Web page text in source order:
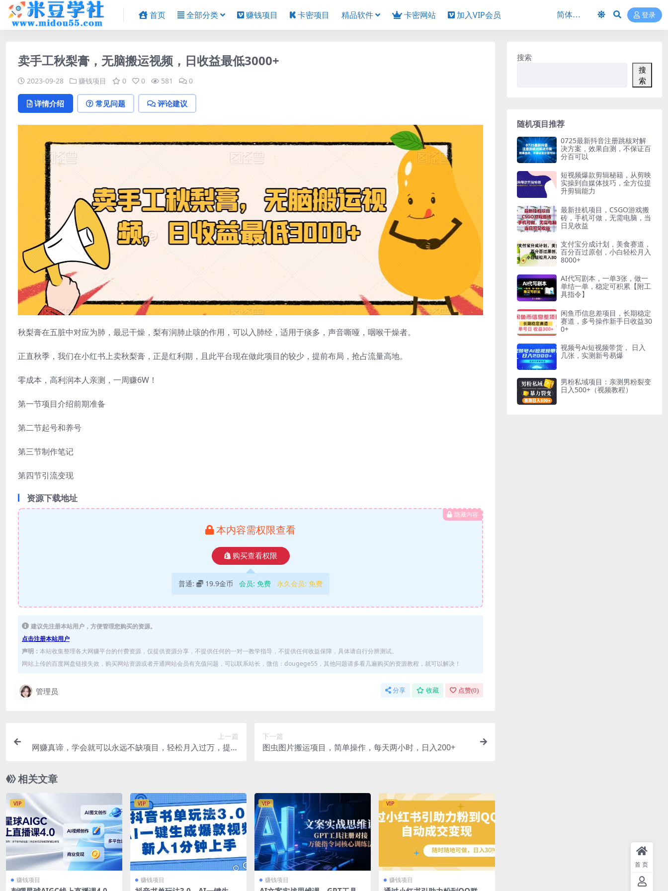
首页 全部分类 赚钱项目 卡密项目 精品软件 卡密网站 加入VIP会员 登录
卖手工秋梨膏，无脑搬运视频，日收益最低3000+
2023-09-28 赚钱项目 0 0 581 0
详情介绍 常见问题 评论建议
秋梨膏在五脏中对应为肺，最忌干燥，梨有润肺止咳的作用，可以入肺经，适用于痰多，声音嘶哑，咽喉干燥者。
正直秋季，我们在小红书上卖秋梨膏，正是红利期，且此平台现在做此项目的较少，提前布局，抢占流量高地。
零成本，高利润本人亲测，一周赚6W！
第一节项目介绍前期准备
第二节起号和养号
第三节制作笔记
第四节引流变现
资源下载地址
隐藏内容
本内容需权限查看
购买查看权限
普通: 19.9金币 会员: 免费 永久会员: 免费
建议先注册本站用户，方便管理您购买的资源。
点击注册本站用户
声明： 本站收集整理各大网赚平台的付费资源，仅提供资源分享，不提供任何的一对一教学指导，不提供任何收益保障，具体请自行分辨测试。
网站上传的百度网盘链接失效，购买网站资源或者开通网站会员有充值问题，可以联系站长，微信：dougege55，其他问题请多看几遍购买的资源教程，就可以解决！
管理员 分享 收藏 点赞(0)
上一篇
网赚真谛，学会就可以永远不缺项目，轻松月入过万，提高
下一篇
图虫图片搬运项目，简单操作，每天两小时，日入200+
相关文章
VIP
赚钱项目
VIP
赚钱项目
VIP
赚钱项目
VIP
赚钱项目
搜索
搜
索
随机项目推荐
0725最新抖音注册跳核对解
决方案，效果自测，不保证百
分百可以
短视频爆款剪辑秘籍，从剪映
实操到自媒体技巧，全方位提
升剪辑能力
最新挂机项目，CSGO游戏搬
砖，手机可做，无需电脑，当
日见收益
支付宝分成计划，美食赛道，
百分百过原创，小白轻松月入
8000+
AI代写剧本，一单3张，做一
单结一单，稳定可积累【附工
具指令】
闲鱼币信息差项目，长期稳定
赛道，多号操作新手日收益30
0+
视频号Ai短视频带货， 日入
几张，实测新号易爆
男粉私域项目：亲测男粉裂变
日入500+（视频教程）
首页